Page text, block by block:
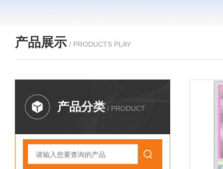
产品展示 / PRODUCTS PLAY
产品分类 / PRODUCT